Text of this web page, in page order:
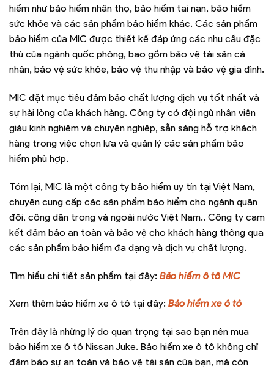
hiểm như bảo hiểm nhân thọ, bảo hiểm tai nạn, bảo hiểm
sức khỏe và các sản phẩm bảo hiểm khác. Các sản phẩm
bảo hiểm của MIC được thiết kế đáp ứng các nhu cầu đặc
thù của ngành quốc phòng, bao gồm bảo vệ tài sản cá
nhân, bảo vệ sức khỏe, bảo vệ thu nhập và bảo vệ gia đình.
MIC đặt mục tiêu đảm bảo chất lượng dịch vụ tốt nhất và
sự hài lòng của khách hàng. Công ty có đội ngũ nhân viên
giàu kinh nghiệm và chuyên nghiệp, sẵn sàng hỗ trợ khách
hàng trong việc chọn lựa và quản lý các sản phẩm bảo
hiểm phù hợp.
Tóm lại, MIC là một công ty bảo hiểm uy tín tại Việt Nam,
chuyên cung cấp các sản phẩm bảo hiểm cho ngành quân
đội, công dân trong và ngoài nước Việt Nam.. Công ty cam
kết đảm bảo an toàn và bảo vệ cho khách hàng thông qua
các sản phẩm bảo hiểm đa dạng và dịch vụ chất lượng.
Tìm hiểu chi tiết sản phẩm tại đây: Bảo hiểm ô tô MIC
Xem thêm bảo hiểm xe ô tô tại đây: Bảo hiểm xe ô tô
Trên đây là những lý do quan trọng tại sao bạn nên mua
bảo hiểm xe ô tô Nissan Juke. Bảo hiểm xe ô tô không chỉ
đảm bảo sự an toàn và bảo vệ tài sản của bạn, mà còn